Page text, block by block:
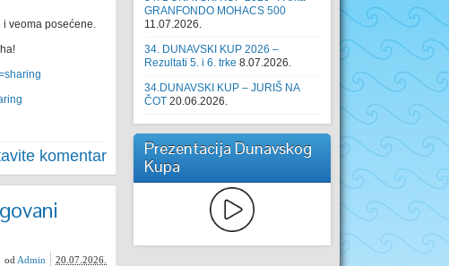
i veoma posećene.
komentar
20.07.2026.
od Admin
GRANFONDO MOHACS 500
11.07.2026.
34. DUNAVSKI KUP 2026 –
Rezultati 5. i 6. trke 8.07.2026.
34.DUNAVSKI KUP – JURIŠ NA
ČOT 20.06.2026.
Prezentacija Dunavskog
Kupa